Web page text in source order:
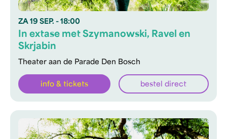
ZA 19 SEP. - 18:00
Theater aan de Parade Den Bosch
In extase met Szymanowski, Ravel en
Skrjabin
info & tickets bestel direct